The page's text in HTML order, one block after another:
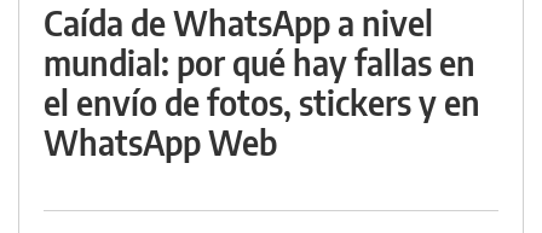
Caída de WhatsApp a nivel
mundial: por qué hay fallas en
el envío de fotos, stickers y en
WhatsApp Web